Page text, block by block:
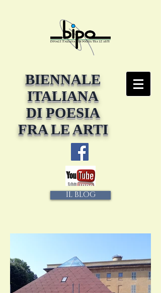
BIENNALE
ITALIANA
DI POESIA
FRA LE ARTI
IL BLOG